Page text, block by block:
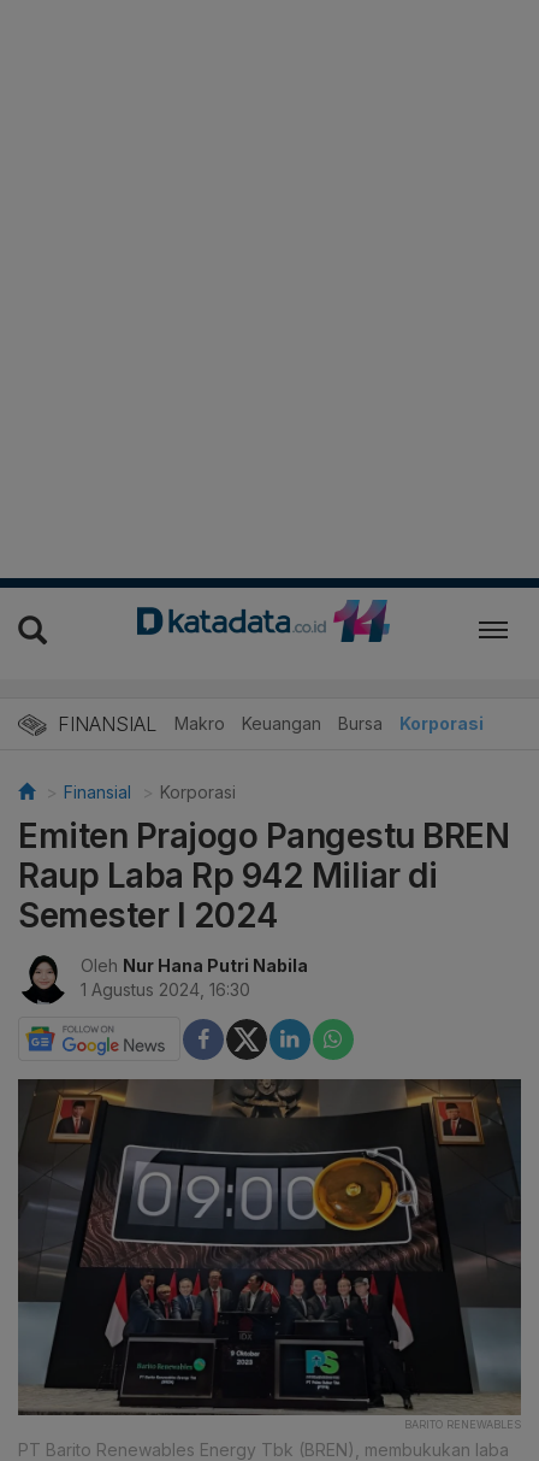
FINANSIAL Makro Keuangan Bursa Korporasi
Finansial Korporasi
Emiten Prajogo Pangestu BREN
Raup Laba Rp 942 Miliar di
Semester I 2024
Oleh Nur Hana Putri Nabila
1 Agustus 2024, 16:30
BARITO RENEWABLES
PT Barito Renewables Energy Tbk (BREN), membukukan laba